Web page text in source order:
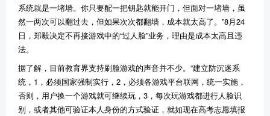
系统就是一堵墙。你只要配一把钥匙就能开门，但面对一堵墙，虽
然一两次可以翻过去，但如果次次都翻墙，成本就太高了。”8月24
日，郑毅决定不再接游戏中的“过人脸”业务，理由是成本太高且违
法。
据了解，目前教育界支持刷脸游戏的声音并不少。“建立防沉迷系
统，1，必须国家强制实行，2，必须各游戏平台联网，统一实施，
否则，用户换一个游戏就可继续玩，3，每次玩游戏都进行人脸识
别，或者其他可验证本人身份的方式验证，就如现在高考志愿填报